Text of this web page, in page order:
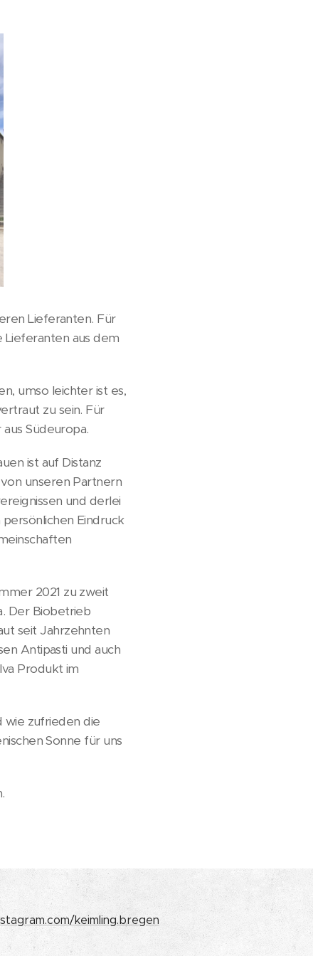
Lieferanten. Für
Lieferanten aus dem
umso leichter ist es,
zu sein. Für
Südeuropa.
ist auf Distanz
unseren Partnern
und derlei
Eindruck
2021 zu zweit
Der Biobetrieb
seit Jahrzehnten
Antipasti und auch
Produkt im
wie zufrieden die
Sonne für uns
keimling.bregen